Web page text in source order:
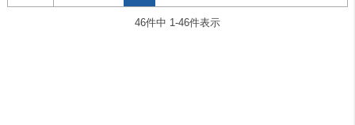
46件中 1 -46件表示